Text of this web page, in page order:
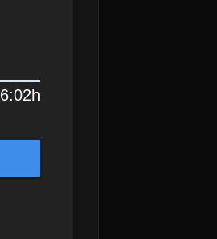
6:02h